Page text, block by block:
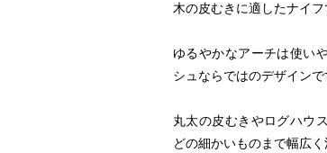
木の皮むきに適したナイフ
ゆるやかなアーチは使い
シュならではのデザインで
丸太の皮むきやログハウ
どの細かいものまで幅広く